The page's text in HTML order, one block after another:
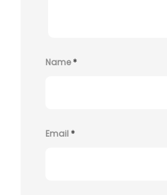
Name*
Email*